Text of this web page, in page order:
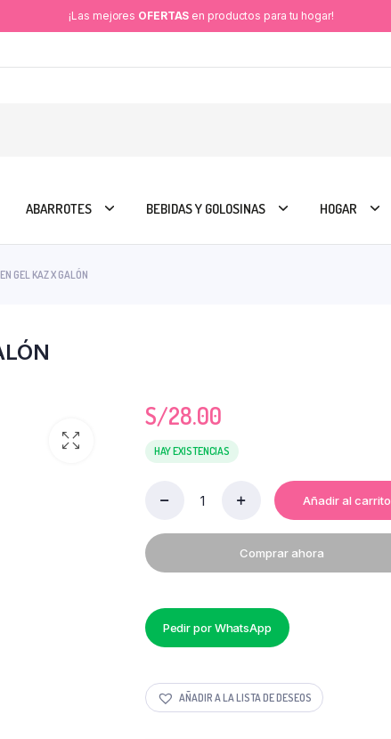
¡Las mejores OFERTAS en productos para tu hogar!
ABARROTES BEBIDAS Y GOLOSINAS HOGAR
GEL KAZ X GALÓN
S/28.00
HAY EXISTENCIAS
GEL
KAZ
quantity
Añadir al carrito
Comprar ahora
Pedir por WhatsApp
AÑADIR A LA LISTA DE DESEOS